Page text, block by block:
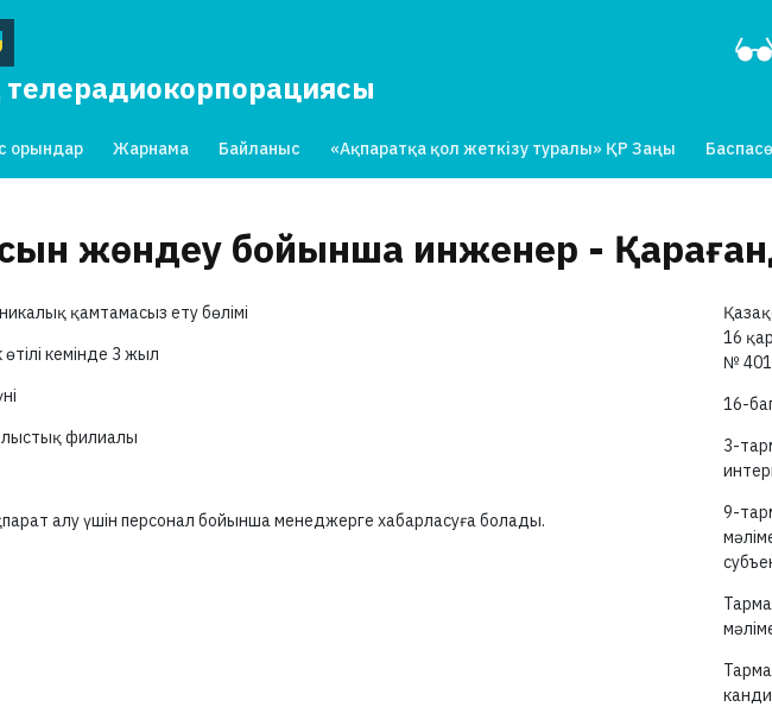
орындар Жарнама Байланыс «Ақпаратқа қол жеткізу туралы» ҚР Заңы
жөндеу бойынша инженер -
қамтамасыз ету бөлімі
кемінде 3 жыл
филиалы
алу үшін персонал бойынша менеджерге хабарласуға болады.
16
№
16-
3-
9-